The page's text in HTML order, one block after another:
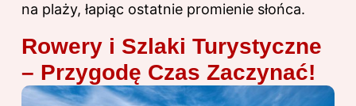
na plaży, łapiąc ostatnie promienie słońca.
Rowery i Szlaki Turystyczne
– Przygodę Czas Zaczynać!